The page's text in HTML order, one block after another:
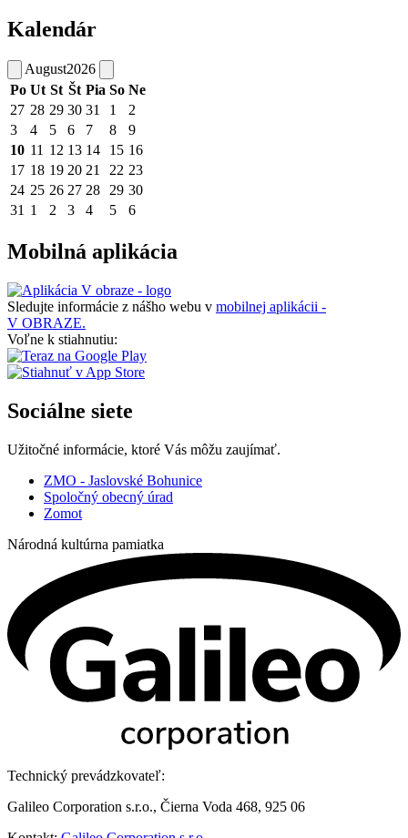
Kalendár
August2026
Po Ut St Št Pia So Ne
27 28 29 30 31 1
2
3
4 5 6 7 8
9
10 11 12 13 14 15 16
17 18 19 20 21 22 23
24 25 26 27 28 29 30
31 1 2 3 4 5 6
Mobilná aplikácia
Sledujte informácie z nášho webu v mobilnej aplikácii -
V OBRAZE.
Voľne k stiahnutiu:
Sociálne siete
Užitočné informácie, ktoré Vás môžu zaujímať.
ZMO - Jaslovské Bohunice
Spoločný obecný úrad
Zomot
Národná kultúrna pamiatka
Technický prevádzkovateľ:
Galileo Corporation s.r.o., Čierna Voda 468, 925 06